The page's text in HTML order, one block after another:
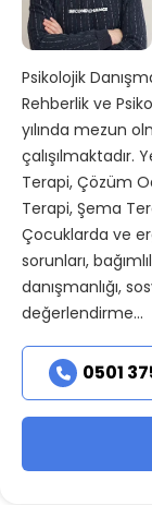
Psikolojik
Rehberlik ve
yılında mezun
çalışılmaktadır.
Terapi, Çözüm
Terapi, Şema
Çocuklarda ve
sorunları,
danışmanlığı,
değerlendirme...
0501